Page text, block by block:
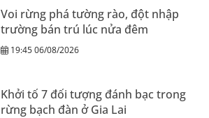
Voi rừng phá tường rào, đột nhập
trường bán trú lúc nửa đêm
19:45 06/08/2026
Khởi tố 7 đối tượng đánh bạc trong
rừng bạch đàn ở Gia Lai